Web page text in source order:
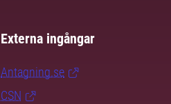
Externa ingångar
Antagning.se
CSN